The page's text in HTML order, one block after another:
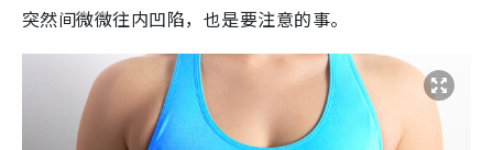
突然间微微往内凹陷，也是要注意的事。